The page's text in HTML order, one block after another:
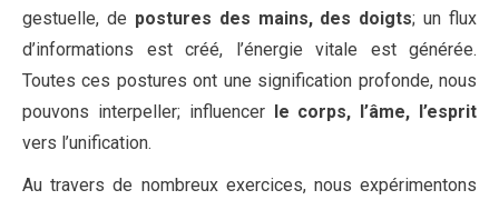
gestuelle, de postures des mains, des doigts; un flux
d’informations est créé, l’énergie vitale est générée.
Toutes ces postures ont une signification profonde, nous
pouvons interpeller; influencerle corps, l’âme, l’esprit
vers l’unification.
Au travers de nombreux exercices, nous expérimentons